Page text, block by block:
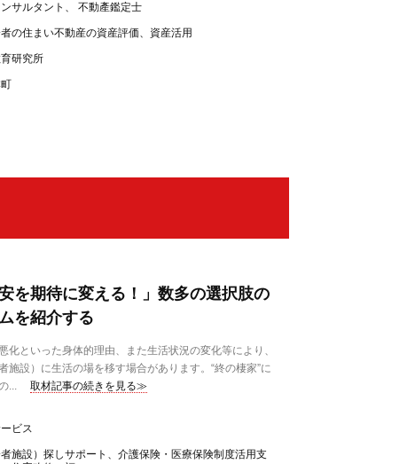
サルタント、 不動產鑑定士
の住まい不動産の資産評価、資産活用
研究所
を期待に変える！」数多の選択肢の
を紹介する
といった身体的理由、また生活状況の変化等により、
施設）に生活の場を移す場合があります。“終の棲家”に
...
取材記事の続きを見る≫
ビス
施設）探しサポート、介護保険・医療保険制度活用支